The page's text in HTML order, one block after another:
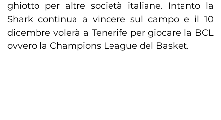
ghiotto per altre società italiane. Intanto la
Shark continua a vincere sul campo e il 10
dicembre volerà a Tenerife per giocare la BCL
ovvero la Champions League del Basket.